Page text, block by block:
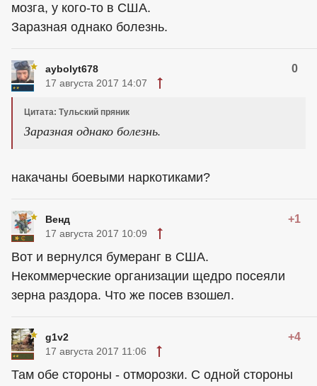
мозга, у кого-то в США.
Заразная однако болезнь.
aybolyt678 0
17 августа 2017 14:07
Цитата: Тульский пряник
Заразная однако болезнь.
накачаны боевыми наркотиками?
Венд +1
17 августа 2017 10:09
Вот и вернулся бумеранг в США.
Некоммерческие организации щедро посеяли
зерна раздора. Что же посев взошел.
g1v2 +4
17 августа 2017 11:06
Там обе стороны - отморозки. С одной стороны